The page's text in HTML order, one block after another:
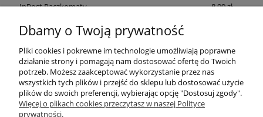
InPost Paczkomaty 8,99 zł
InPost Kurier
odbiór osobisty w siedzibie firmy 0,00 zł
INFORMACJE
Dbamy o Twoją prywatność
Pliki cookies i pokrewne im technologie umożliwiają poprawne
działanie strony i pomagają nam dostosować ofertę do Twoich
potrzeb. Możesz zaakceptować wykorzystanie przez nas
wszystkich tych plików i przejść do sklepu lub dostosować użycie
plików do swoich preferencji, wybierając opcję "Dostosuj zgody".
Więcej o plikach cookies przeczytasz w naszej Polityce
prywatności.